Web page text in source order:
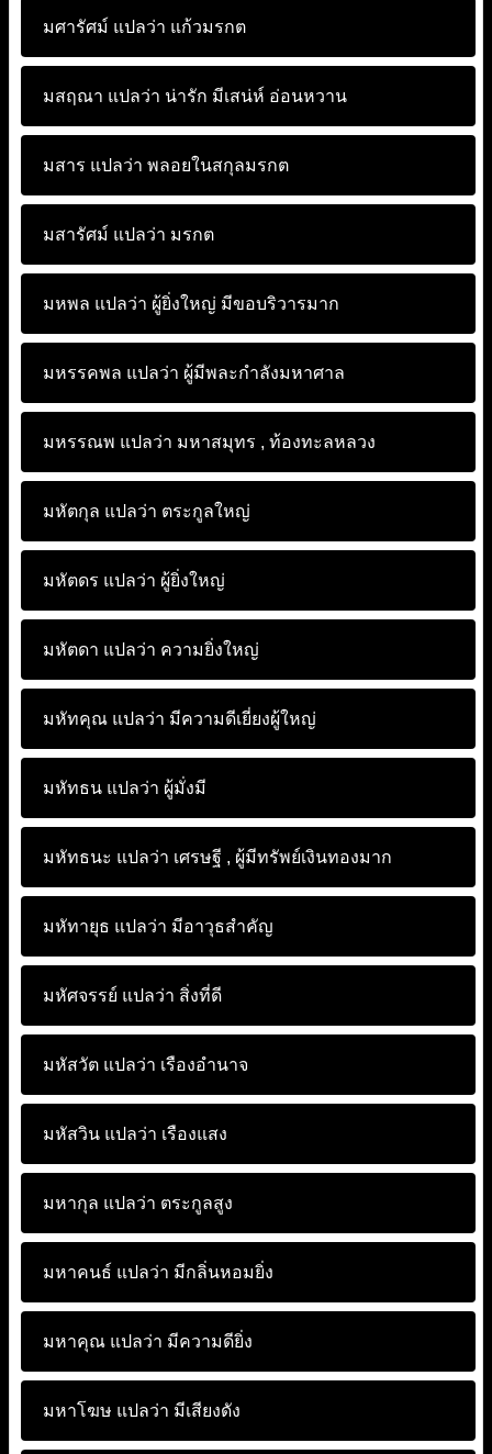
มศารัศม์ แปลว่า แก้วมรกต
มสฤณา แปลว่า น่ารัก มีเสน่ห์ อ่อนหวาน
มสาร แปลว่า พลอยในสกุลมรกต
มสารัศม์ แปลว่า มรกต
มหพล แปลว่า ผู้ยิ่งใหญ่ มีขอบริวารมาก
มหรรคพล แปลว่า ผู้มีพละกำลังมหาศาล
มหรรณพ แปลว่า มหาสมุทร , ท้องทะลหลวง
มหัตกุล แปลว่า ตระกูลใหญ่
มหัตดร แปลว่า ผู้ยิ่งใหญ่
มหัตดา แปลว่า ความยิ่งใหญ่
มหัทคุณ แปลว่า มีความดีเยี่ยงผู้ใหญ่
มหัทธน แปลว่า ผู้มั่งมี
มหัทธนะ แปลว่า เศรษฐี , ผู้มีทรัพย์เงินทองมาก
มหัทายุธ แปลว่า มีอาวุธสำคัญ
มหัศจรรย์ แปลว่า สิ่งที่ดี
มหัสวัต แปลว่า เรืองอำนาจ
มหัสวิน แปลว่า เรืองแสง
มหากุล แปลว่า ตระกูลสูง
มหาคนธ์ แปลว่า มีกลิ่นหอมยิ่ง
มหาคุณ แปลว่า มีความดียิ่ง
มหาโฆษ แปลว่า มีเสียงดัง